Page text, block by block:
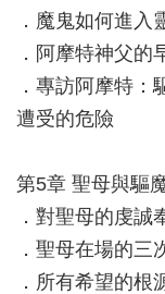
．魔鬼如何進入
．阿摩特神父的
．專訪阿摩特
遭受的危險
第5章 聖母與驅
．對聖母的虔誠
．聖母在場的三
．所有希望的根